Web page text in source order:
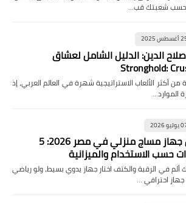
حسب شعبتك قب…
2025
الدين: الدليل الشامل لعشاق
Stronghold:
من أكثر الألعاب الاستراتيجية شهرة في العالم العربي، إذ
الموارد…
2026
أفضل جهاز مساج منزلي في مصر 2026: 5
حسب الاستخدام والميزانية
ألم في الرقبة والكتف اختار جهاز يدوي بسيط، ولو رياضي
احترافي …